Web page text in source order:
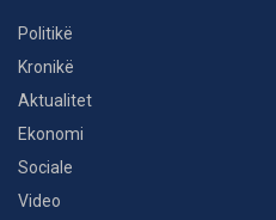
Politikë
Kronikë
Aktualitet
Ekonomi
Sociale
Video